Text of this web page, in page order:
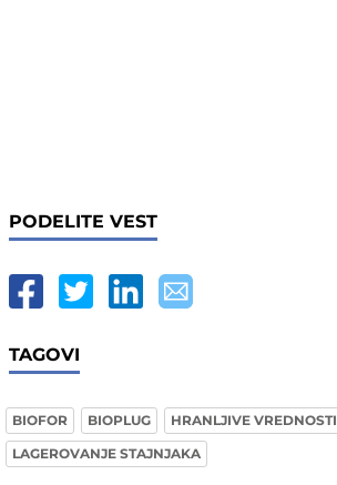
PODELITE VEST
TAGOVI
BIOFOR BIOPLUG HRANLJIVE VREDNOSTI
LAGEROVANJE STAJNJAKA